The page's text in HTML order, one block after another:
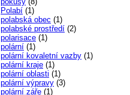
Polabí (1)
polabská obec (1)
polabské prostředí (2)
polarisace (1)
polární (1)
polární kovaletní vazby (1)
polární kraje (1)
polární oblasti (1)
polární výpravy (3)
polární záře (1)